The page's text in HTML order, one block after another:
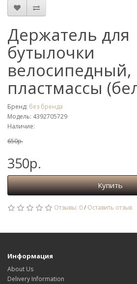
Держатель для
бутылочки
велосипедный,
пластмассы
Бренд: без бренда
Модель: 4392705729
Наличие:
650р.
350р.
Купить
Отзывы: 0/ Оставить отзыв
Информация
About Us
Delivery Information